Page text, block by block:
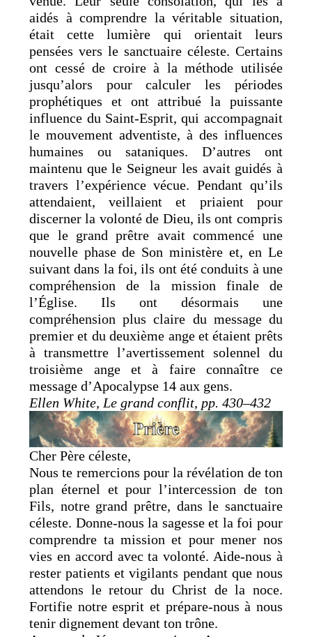
aidés à comprendre la véritable situation,
était cette lumière qui orientait leurs
pensées vers le sanctuaire céleste. Certains
ont cessé de croire à la méthode utilisée
jusqu’alors pour calculer les périodes
prophétiques et ont attribué la puissante
influence du Saint-Esprit, qui accompagnait
le mouvement adventiste, à des influences
humaines ou sataniques. D’autres ont
maintenu que le Seigneur les avait guidés à
travers l’expérience vécue. Pendant qu’ils
attendaient, veillaient et priaient pour
discerner la volonté de Dieu, ils ont compris
que le grand prêtre avait commencé une
nouvelle phase de Son ministère et, en Le
suivant dans la foi, ils ont été conduits à une
compréhension de la mission finale de
l’Église. Ils ont désormais une
compréhension plus claire du message du
premier et du deuxième ange et étaient prêts
à transmettre l’avertissement solennel du
troisième ange et à faire connaître ce
message d’Apocalypse 14 aux gens.
Ellen White, Le grand conflit, pp. 430–432
Cher Père céleste,
Nous te remercions pour la révélation de ton
plan éternel et pour l’intercession de ton
Fils, notre grand prêtre, dans le sanctuaire
céleste. Donne-nous la sagesse et la foi pour
comprendre ta mission et pour mener nos
vies en accord avec ta volonté. Aide-nous à
rester patients et vigilants pendant que nous
attendons le retour du Christ de la noce.
Fortifie notre esprit et prépare-nous à nous
tenir dignement devant ton trône.